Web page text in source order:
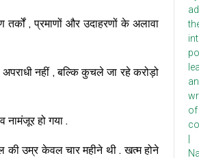
, प्रमाणों और उदाहरणों के अलावा
नहीं , बल्कि कुचले जा रहे करोड़ो
नामंजूर हो गया .
की उम्र केवल चार महीने थी . खत्म होने